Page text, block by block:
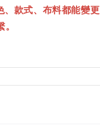
、款式、布料都能變